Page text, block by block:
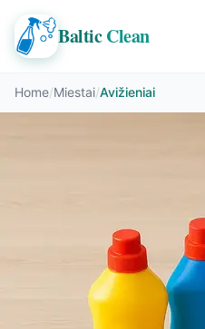
Baltic Clean
Home/Miestai/Avižieniai